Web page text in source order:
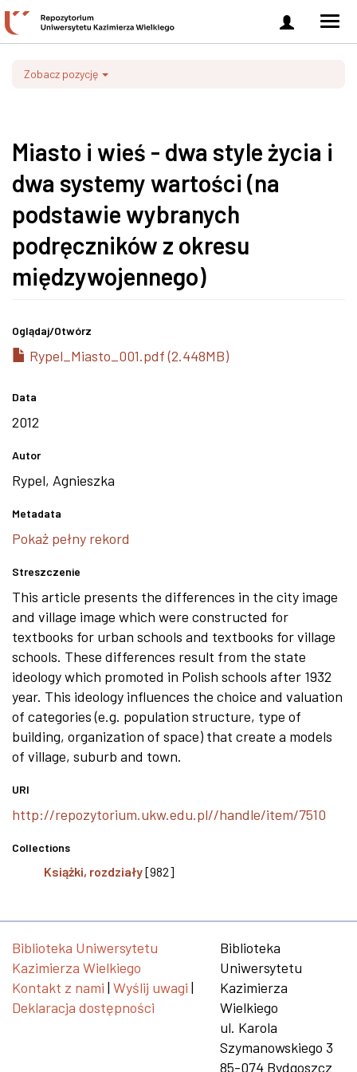
Zaloguj
się
Zobacz pozycję
Miasto i wieś - dwa style życia i
dwa systemy wartości (na
podstawie wybranych
podręczników z okresu
międzywojennego)
Oglądaj/Otwórz
Rypel_Miasto_001.pdf (2.448MB)
Data
2012
Autor
Rypel, Agnieszka
Metadata
Pokaż pełny rekord
Streszczenie
This article presents the differences in the city image
and village image which were constructed for
textbooks for urban schools and textbooks for village
schools. These differences result from the state
ideology which promoted in Polish schools after 1932
year. This ideology influences the choice and valuation
of categories (e.g. population structure, type of
building, organization of space) that create a models
of village, suburb and town.
URI
http://repozytorium.ukw.edu.pl//handle/item/7510
Collections
Książki, rozdziały[982]
Biblioteka Uniwersytetu
Kazimierza Wielkiego
Kontakt z nami | Wyślij uwagi |
Deklaracja dostępności
Biblioteka
Uniwersytetu
Kazimierza
Wielkiego
ul. Karola
Szymanowskiego 3
85-074 Bydgoszcz